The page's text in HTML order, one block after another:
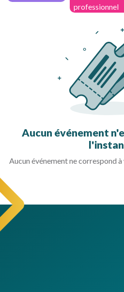
professionnel
Aucun événement
Aucun événement ne correspond